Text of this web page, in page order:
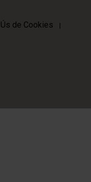
Ús de Cookies |